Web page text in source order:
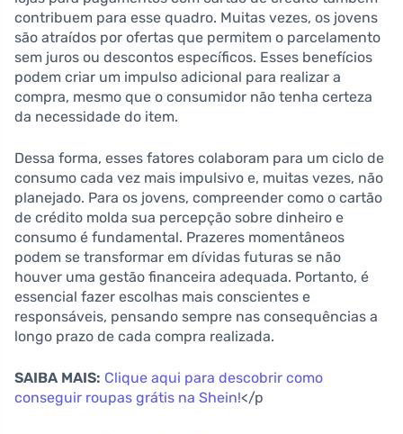
contribuem para esse quadro. Muitas vezes, os jovens
são atraídos por ofertas que permitem o parcelamento
sem juros ou descontos específicos. Esses benefícios
podem criar um impulso adicional para realizar a
compra, mesmo que o consumidor não tenha certeza
da necessidade do item.
Dessa forma, esses fatores colaboram para um ciclo de
consumo cada vez mais impulsivo e, muitas vezes, não
planejado. Para os jovens, compreender como o cartão
de crédito molda sua percepção sobre dinheiro e
consumo é fundamental. Prazeres momentâneos
podem se transformar em dívidas futuras se não
houver uma gestão financeira adequada. Portanto, é
essencial fazer escolhas mais conscientes e
responsáveis, pensando sempre nas consequências a
longo prazo de cada compra realizada.
SAIBA MAIS: Clique aqui para descobrir como
conseguir roupas grátis na Shein!</p